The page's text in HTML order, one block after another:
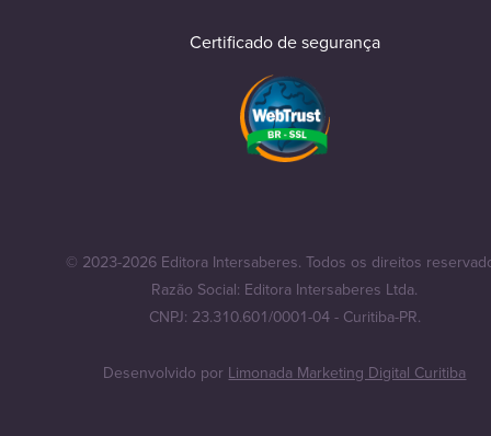
Certificado de segurança
© 2023-2026 Editora Intersaberes. Todos os direitos
Razão Social: Editora Intersaberes Ltda.
CNPJ: 23.310.601/0001-04 - Curitiba-PR.
Desenvolvido por Limonada Marketing Digital Curitiba